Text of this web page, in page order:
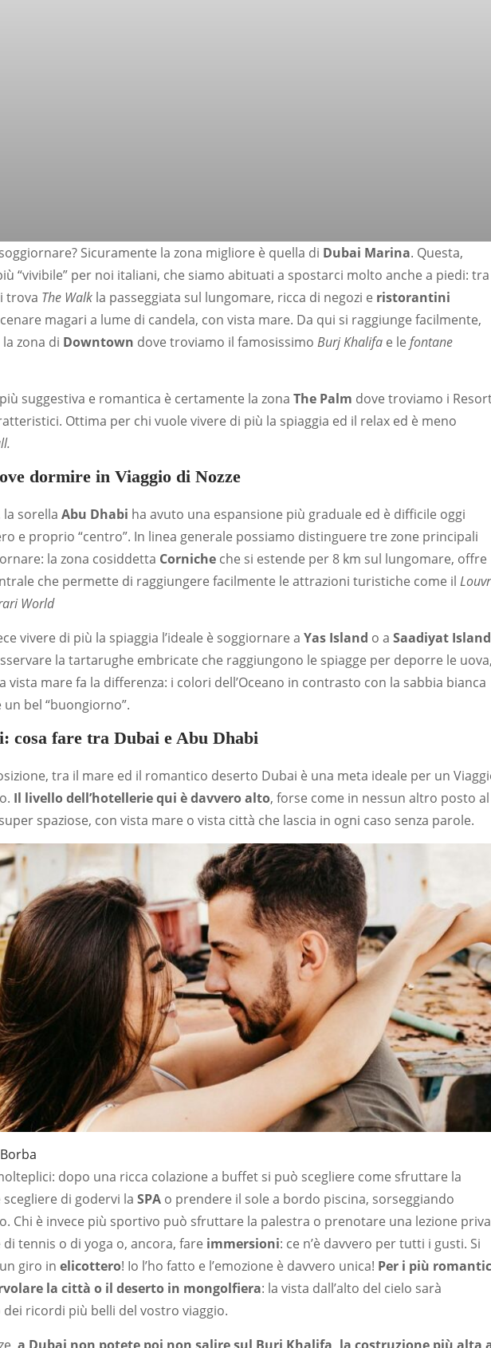
Sicuramente la zona migliore è quella di Dubai Marina. Questa,
“vivibile” per noi italiani, che siamo abituati a spostarci molto anche a piedi: tra
trova The Walk la passeggiata sul lungomare, ricca di negozi e ristorantini
magari a lume di candela, con vista mare. Da qui si raggiunge facilmente,
zona di Downtown dove troviamo il famosissimo Burj Khalifa e le fontane
suggestiva e romantica è certamente la zona The Palm dove troviamo i
Ottima per chi vuole vivere di più la spiaggia ed il relax ed è meno
dormire in Viaggio di Nozze
la sorella Abu Dhabi ha avuto una espansione più graduale ed è difficile oggi
e proprio “centro”. In linea generale possiamo distinguere tre zone principali
la zona cosiddetta Corniche che si estende per 8 km sul lungomare, offre
che permette di raggiungere facilmente le attrazioni turistiche come il
World
vivere di più la spiaggia l’ideale è soggiornare a Yas Island o a Saadiyat Island
la tartarughe embricate che raggiungono le spiagge per deporre le
vista mare fa la differenza: i colori dell’Oceano in contrasto con la sabbia bianca
bel “buongiorno”.
cosa fare tra Dubai e Abu Dhabi
tra il mare ed il romantico deserto Dubai è una meta ideale per un
Il livello dell’hotellerie qui è davvero alto, forse come in nessun altro posto al
spaziose, con vista mare o vista città che lascia in ogni caso senza parole.
dopo una ricca colazione a buffet si può scegliere come sfruttare la
di godervi la SPA o prendere il sole a bordo piscina, sorseggiando
Chi è invece più sportivo può sfruttare la palestra o prenotare una lezione
tennis o di yoga o, ancora, fare immersioni: ce n’è davvero per tutti i gusti. Si
giro in elicottero! Io l’ho fatto e l’emozione è davvero unica! Per i più
la città o il deserto in mongolfiera: la vista dall’alto del cielo sarà
ricordi più belli del vostro viaggio.